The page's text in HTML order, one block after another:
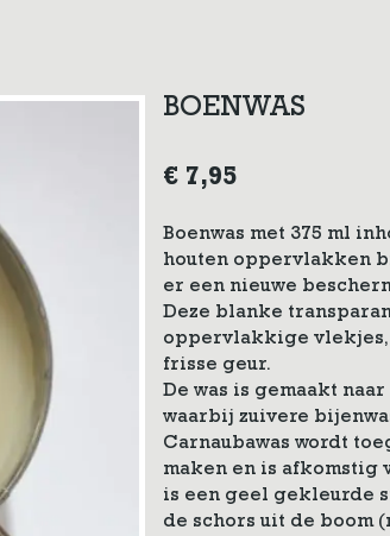
BOENWAS
€ 7,95
Boenwas met 375 ml
houten oppervlakken
er een nieuwe
Deze blanke
oppervlakkige vlekjes,
frisse geur.
De was is gemaakt
waarbij zuivere
Carnaubawas wordt
maken en is afkomstig
is een geel gekleurde
de schors uit de boom